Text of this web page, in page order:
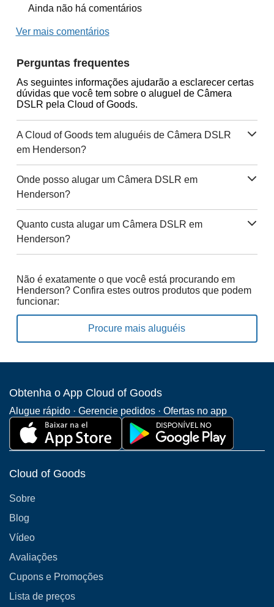
Ainda não há comentários
Ver mais comentários
Perguntas frequentes
As seguintes informações ajudarão a esclarecer certas
dúvidas que você tem sobre o aluguel de Câmera
DSLR pela Cloud of Goods.
A Cloud of Goods tem aluguéis de Câmera DSLR
em Henderson?
Onde posso alugar um Câmera DSLR em
Henderson?
Quanto custa alugar um Câmera DSLR em
Henderson?
Não é exatamente o que você está procurando em
Henderson? Confira estes outros produtos que podem
funcionar:
Procure mais aluguéis
Obtenha o App Cloud of Goods
Alugue rápido · Gerencie pedidos · Ofertas no app
Cloud of Goods
Sobre
Blog
Vídeo
Avaliações
Cupons e Promoções
Lista de preços